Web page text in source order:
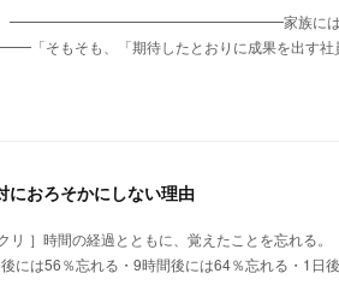
か？ ］━━━━━━━━━━━━━━━━━━━家族には
、「期待したとおりに成果を出す社員」
におろそかにしない理由
リ ］時間の経過とともに、覚えたことを忘れる
には56％忘れる・9時間後には64％忘れる・1